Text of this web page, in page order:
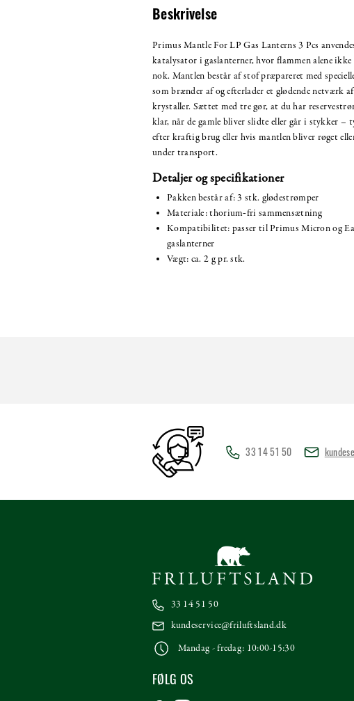
Beskrivelse
Primus Mantle For LP Gas Lanterns 3 Pcs
katalysator i gaslanterner, hvor flammen alene ikke
nok. Mantlen består af stof præpareret med
som brænder af og efterlader et glødende netværk
krystaller. Sættet med tre gør, at du har
klar, når de gamle bliver slidte eller går i stykker –
efter kraftig brug eller hvis mantlen bliver røget
under transport.
Detaljer og specifikationer
Pakken består af: 3 stk. glødestrømper
Materiale: thorium‑fri sammensætning
Kompatibilitet: passer til Primus Micron og
gaslanterner
Vægt: ca. 2 g pr. stk.
33 14 51 50
33 14 51 50
kundeservice@friluftsland.dk
Mandag - fredag: 10:00-15:30
FØLG OS